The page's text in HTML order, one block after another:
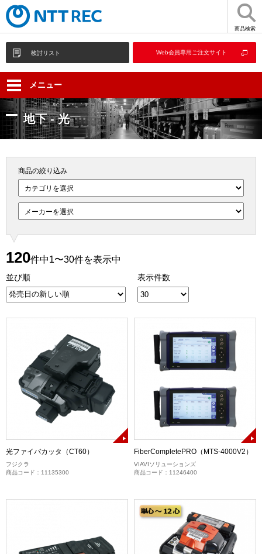
商品検索
検討リスト Web会員専用ご注文サイト
メニュー
地下 - 光
商品の絞り込み
120件中1〜30件を表示中
並び順 表示件数
光ファイバカッタ（CT60）
フジクラ
商品コード：11135300
FiberCompletePRO（MTS-4000V2）
VIAVIソリューションズ
商品コード：11246400